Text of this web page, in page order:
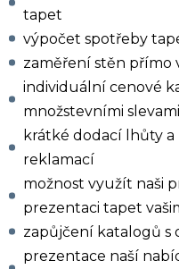
tapet
výpočet spotřeby
zaměření stěn
individuální cenové
množstevními slevami
krátké dodací lhůty
reklamací
možnost využít naši
prezentaci tapet
zapůjčení katalogů s
prezentace naší